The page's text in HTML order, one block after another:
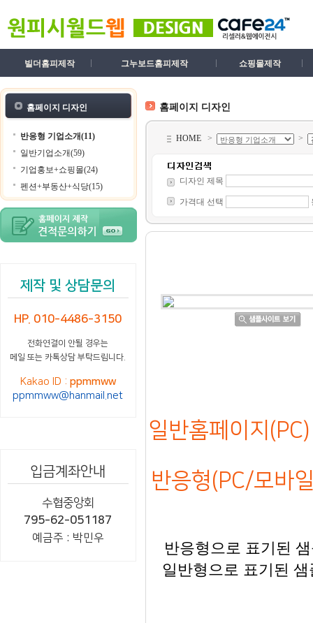
빌더홈피제작 그누보드홈피제작 쇼핑몰제작
홈페이지 디자인
반응형 기업소개(11)
일반기업소개(59)
기업홍보+쇼핑몰(24)
펜션+부동산+식당(15)
제작 및 상담문의
HP. 010-4486-3150
전화연결이 안될 경우는
메일 또는 카톡상담 부탁드립니다.
Kakao ID : ppmmww
ppmmww@hanmail.net
입금계좌안내
수협중앙회
795-62-051187
예금주 : 박민우
홈페이지 디자인
HOME > >
디자인 제목
가격대 선택
일반홈페이지
반응형(PC/모바
반응형으로 표기된
일반형으로 표기된